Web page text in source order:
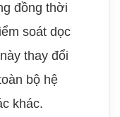
đồng thời
soát dọc
thay đổi
bộ hệ
khác.